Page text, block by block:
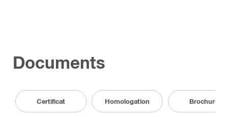
Documents
Certificat Homologation Brochure